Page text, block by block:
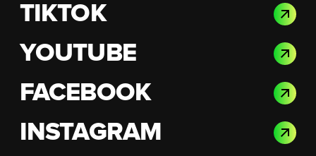
TIKTOK
YOUTUBE
FACEBOOK
INSTAGRAM